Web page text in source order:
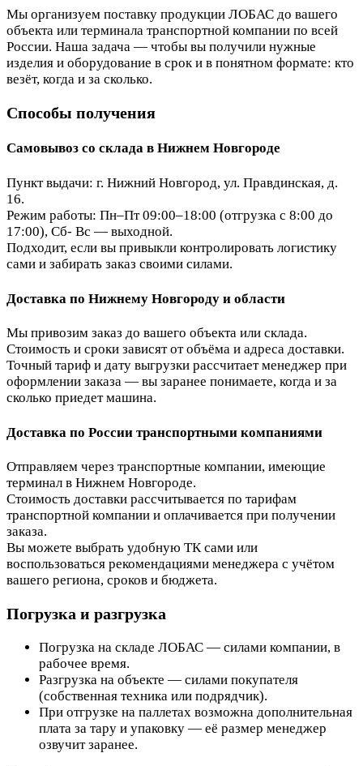
Мы организуем поставку продукции ЛОБАС до вашего
объекта или терминала транспортной компании по всей
России. Наша задача — чтобы вы получили нужные
изделия и оборудование в срок и в понятном формате: кто
везёт, когда и за сколько.
Способы получения
Самовывоз со склада в Нижнем Новгороде
Пункт выдачи: г. Нижний Новгород, ул. Правдинская, д.
16.
Режим работы: Пн–Пт 09:00–18:00 (отгрузка с 8:00 до
17:00), Сб- Вс — выходной.
Подходит, если вы привыкли контролировать логистику
сами и забирать заказ своими силами.
Доставка по Нижнему Новгороду и области
Мы привозим заказ до вашего объекта или склада.
Стоимость и сроки зависят от объёма и адреса доставки.
Точный тариф и дату выгрузки рассчитает менеджер при
оформлении заказа — вы заранее понимаете, когда и за
сколько приедет машина.
Доставка по России транспортными компаниями
Отправляем через транспортные компании, имеющие
терминал в Нижнем Новгороде.
Стоимость доставки рассчитывается по тарифам
транспортной компании и оплачивается при получении
заказа.
Вы можете выбрать удобную ТК сами или
воспользоваться рекомендациями менеджера с учётом
вашего региона, сроков и бюджета.
Погрузка и разгрузка
Погрузка на складе ЛОБАС — силами компании, в
рабочее время.
Разгрузка на объекте — силами покупателя
(собственная техника или подрядчик).
При отгрузке на паллетах возможна дополнительная
плата за тару и упаковку — её размер менеджер
озвучит заранее.